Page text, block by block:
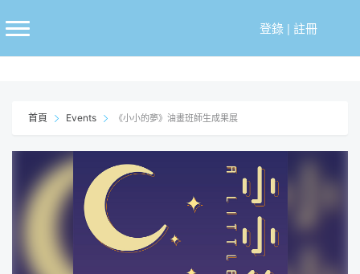
至
登錄| 註冊
首頁 Events 《小小的夢》油畫班師生成果展